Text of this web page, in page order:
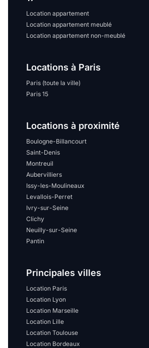
Location appartement
Location appartement meublé
Location appartement non-meublé
Locations à Paris
Paris (toute la ville)
Paris 15
Locations à proximité
Boulogne-Billancourt
Saint-Denis
Montreuil
Aubervilliers
Issy-les-Moulineaux
Levallois-Perret
Ivry-sur-Seine
Clichy
Neuilly-sur-Seine
Pantin
Principales villes
Location Paris
Location Lyon
Location Marseille
Location Lille
Location Toulouse
Location Bordeaux